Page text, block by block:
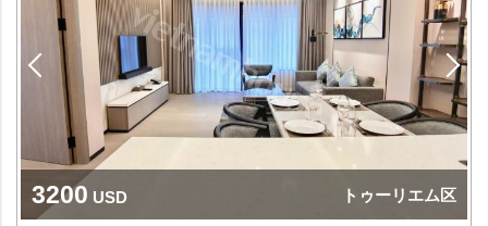
3200 USD トゥーリエム区